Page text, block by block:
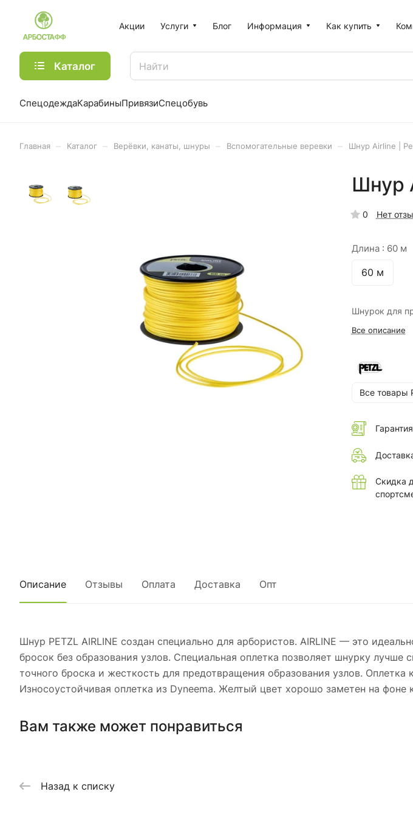
Акции Услуги Блог Информация Как купить
Каталог
СпецодеждаКарабиныПривязиСпецобувь
Главная Каталог Верёвки, канаты, шнуры Вспомогательные веревки Шнур Airline |
Шнур
0 Нет
Длина : 60 м
60 м
Шнурок для
Все описание
Все товары
Скидка
Описание Отзывы Оплата Доставка Опт
Шнур PETZL AIRLINE создан специально для арбористов. AIRLINE — это
бросок без образования узлов. Специальная оплетка позволяет шнурку лучше
точного броска и жесткость для предотвращения образования узлов. Оплетка
Износоустойчивая оплетка из Dyneema. Желтый цвет хорошо заметен на фоне
Вам также может понравиться
Назад к списку